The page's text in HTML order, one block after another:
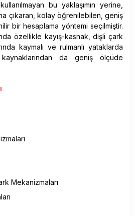
bu yaklaşımın yerine,
çıkaran, kolay öğrenilebilen, geniş
bir hesaplama yöntemi seçilmiş­tir.
özellikle kayış-kasnak, dişli çark
kaymalı ve rulmanlı yataklarda
da geniş ölçüde
Mekanizmaları